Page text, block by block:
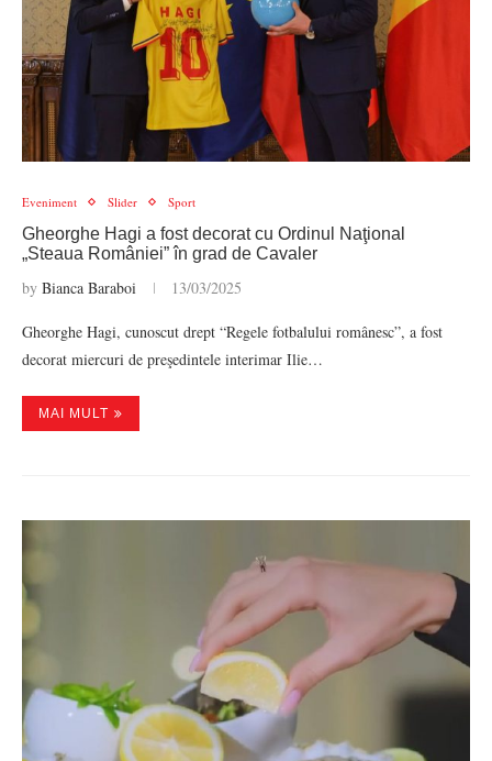
Eveniment Slider Sport
Gheorghe Hagi a fost decorat cu Ordinul Naţional
„Steaua României” în grad de Cavaler
by Bianca Baraboi 13/03/2025
Gheorghe Hagi, cunoscut drept “Regele fotbalului românesc”, a fost
decorat miercuri de preşedintele interimar Ilie…
MAI MULT